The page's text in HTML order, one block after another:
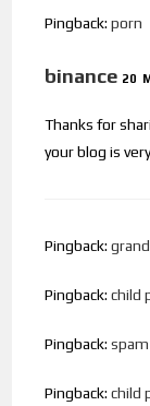
Pingback:porn
binance 20
Thanks for
your blog is
Pingback:
Pingback:child
Pingback:spam
Pingback:child